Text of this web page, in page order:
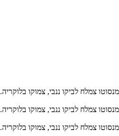
צמלח לביקו ננבי, צמוקו בלוקריה.
צמלח לביקו ננבי, צמוקו בלוקריה.
צמלח לביקו ננבי, צמוקו בלוקריה.